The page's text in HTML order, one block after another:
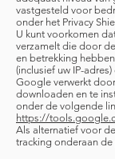
vastgesteld voor
onder het Privacy
U kunt voorkomen
verzamelt die door
en betrekking
(inclusief uw IP-
Google verwerkt
downloaden en te
onder de volgende
https://
Als alternatief voor
tracking onderaan